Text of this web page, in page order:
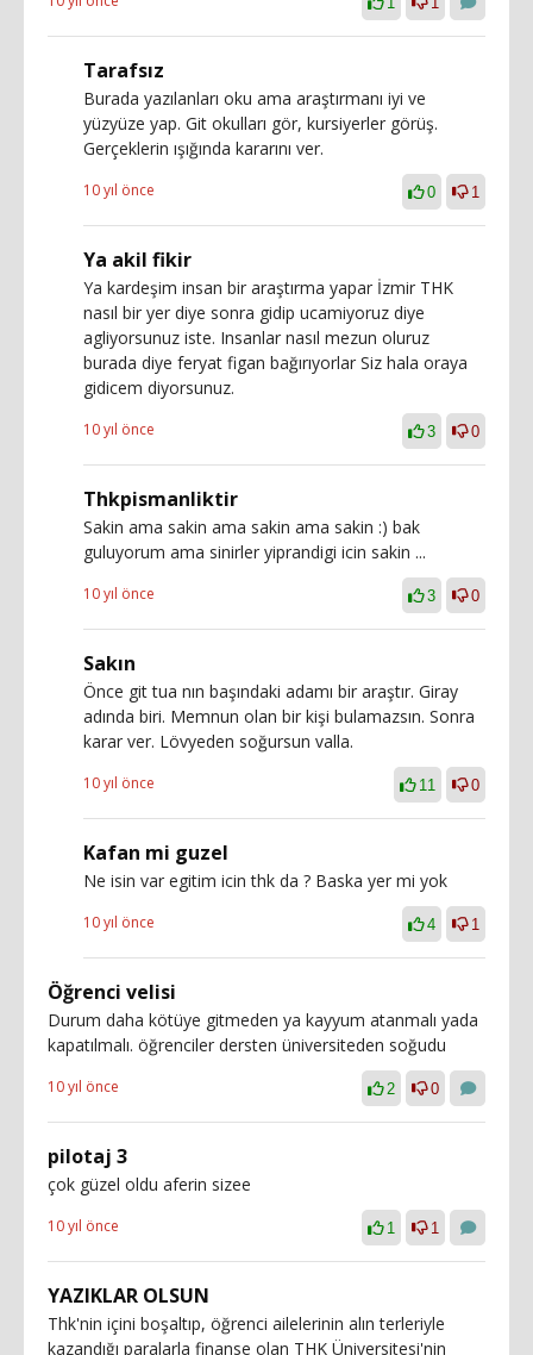
Tarafsız
Burada yazılanları oku ama araştırmanı iyi ve
yüzyüze yap. Git okulları gör, kursiyerler görüş.
Gerçeklerin ışığında kararını ver.
10 yıl önce 0 1
Ya akil fikir
Ya kardeşim insan bir araştırma yapar İzmir THK
nasıl bir yer diye sonra gidip ucamiyoruz diye
agliyorsunuz iste. Insanlar nasıl mezun oluruz
burada diye feryat figan bağırıyorlar Siz hala oraya
gidicem diyorsunuz.
10 yıl önce 3 0
Thkpismanliktir
Sakin ama sakin ama sakin ama sakin :) bak
guluyorum ama sinirler yiprandigi icin sakin ...
10 yıl önce 3 0
Sakın
Önce git tua nın başındaki adamı bir araştır. Giray
adında biri. Memnun olan bir kişi bulamazsın. Sonra
karar ver. Lövyeden soğursun valla.
10 yıl önce 11 0
Kafan mi guzel
Ne isin var egitim icin thk da ? Baska yer mi yok
10 yıl önce 4 1
Öğrenci velisi
Durum daha kötüye gitmeden ya kayyum atanmalı yada
kapatılmalı. öğrenciler dersten üniversiteden soğudu
10 yıl önce 2 0
pilotaj 3
çok güzel oldu aferin sizee
10 yıl önce 1 1
YAZIKLAR OLSUN
Thk'nin içini boşaltıp, öğrenci ailelerinin alın terleriyle
kazandığı paralarla finanse olan THK Üniversitesi'nin